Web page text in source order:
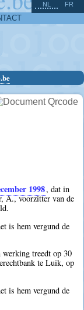
NL FR
1998, dat in
A., voorzitter van de
is hem vergund de
werking treedt op 30
te Luik, op
is hem vergund de
^